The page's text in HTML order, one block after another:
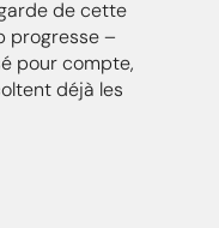
de cette
progresse –
pour compte,
déjà les